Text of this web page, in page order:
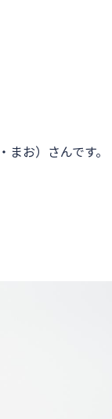
お）さんです。